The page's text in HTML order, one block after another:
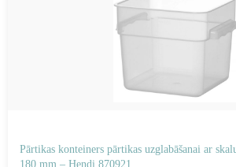
Pārtikas konteiners pārtikas uzglabāšanai ar
180 mm – Hendi 870921